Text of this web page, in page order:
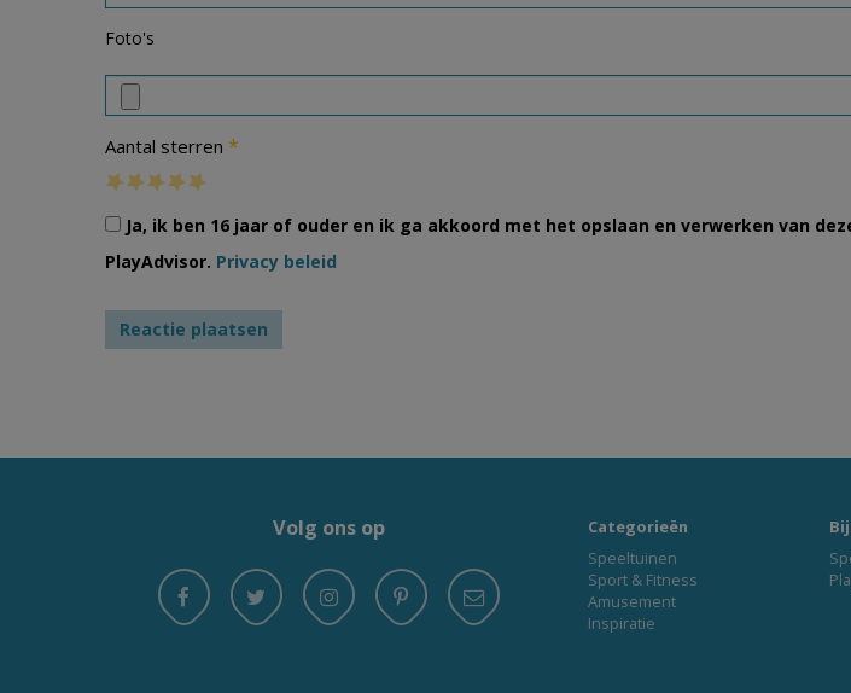
Foto's
Aantal sterren *
Ja, ik ben 16 jaar of ouder en ik ga akkoord met het opslaan en verwerken van
PlayAdvisor. Privacy beleid
Volg ons op
Categorieën
Speeltuinen
Sport & Fitness
Amusement
Inspiratie